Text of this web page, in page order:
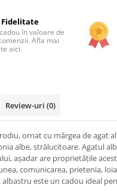
Fidelitate
în valoare de
Afla mai
aici.
Review-uri (0)
ornat cu mărgea de agat
albe, strălucitoare. Agatul
așadar are proprietățile
comunicarea, prietenia,
este un cadou ideal